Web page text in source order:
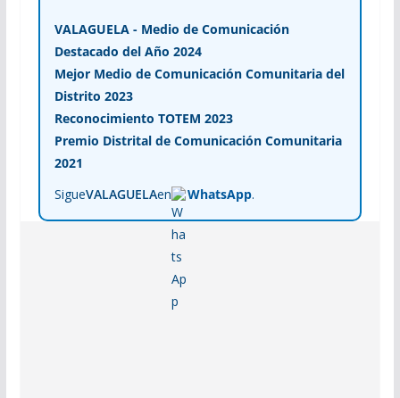
VALAGUELA - Medio de Comunicación
Destacado del Año 2024
Mejor Medio de Comunicación Comunitaria del
Distrito 2023
Reconocimiento TOTEM 2023
Premio Distrital de Comunicación Comunitaria
2021
SigueVALAGUELAen WhatsApp.